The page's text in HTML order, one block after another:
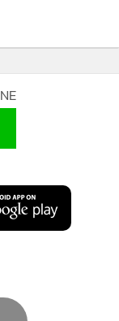
คลเพื่อนำเสนอ
เว็บไซต์ และ